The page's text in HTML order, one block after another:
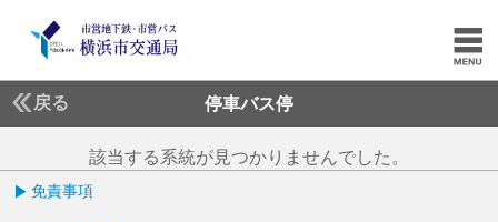
戻る 停車バス停
該当する系統が見つかりませんでした。
免責事項